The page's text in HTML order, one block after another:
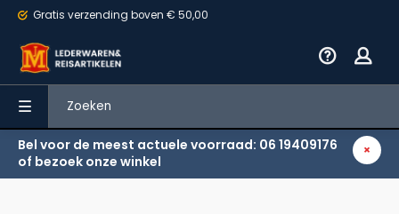
Gratis verzending boven € 50,00
Bel voor de meest actuele voorraad: 06 19409176
of bezoek onze winkel
Terug